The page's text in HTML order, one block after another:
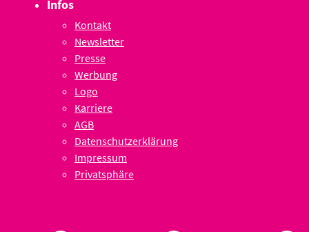
Infos
Kontakt
Newsletter
Presse
Werbung
Logo
Karriere
AGB
Datenschutzerklärung
Impressum
Privatsphäre